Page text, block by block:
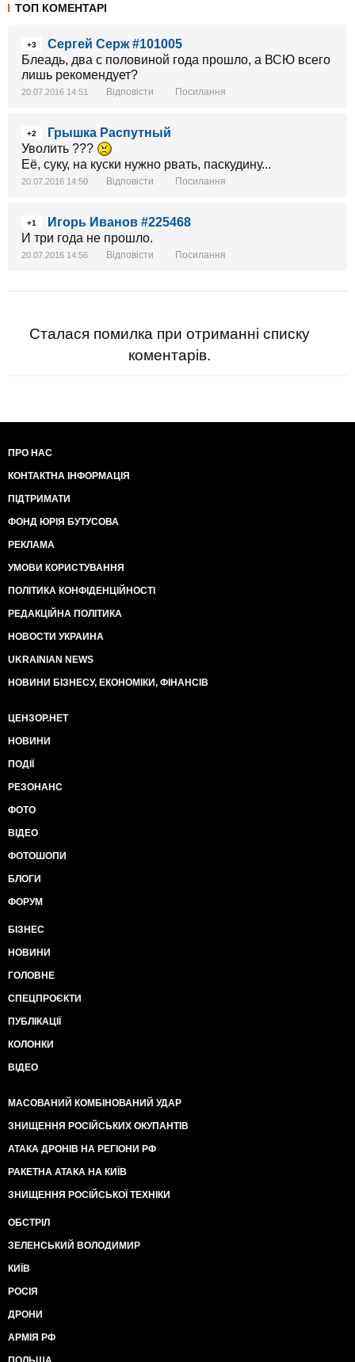
ТОП КОМЕНТАРІ
+3
Сергей Серж #101005
Блеадь, два с половиной года прошло, а ВСЮ всего
лишь рекомендует?
20.07.2016 14:51 Відповісти Посилання
+2
Грышка Распутный
Уволить ???
Её, суку, на куски нужно рвать, паскудину...
20.07.2016 14:50 Відповісти Посилання
+1
Игорь Иванов #225468
И три года не прошло.
20.07.2016 14:56 Відповісти Посилання
Сталася помилка при отриманні списку
коментарів.
ПРО НАС
КОНТАКТНА ІНФОРМАЦІЯ
ПІДТРИМАТИ
ФОНД ЮРІЯ БУТУСОВА
РЕКЛАМА
УМОВИ КОРИСТУВАННЯ
ПОЛІТИКА КОНФІДЕНЦІЙНОСТІ
РЕДАКЦІЙНА ПОЛІТИКА
НОВОСТИ УКРАИНА
UKRAINIAN NEWS
НОВИНИ БІЗНЕСУ, ЕКОНОМІКИ, ФІНАНСІВ
ЦЕНЗОР.НЕТ
НОВИНИ
ПОДІЇ
РЕЗОНАНС
ФОТО
ВІДЕО
ФОТОШОПИ
БЛОГИ
ФОРУМ
БІЗНЕС
НОВИНИ
ГОЛОВНЕ
СПЕЦПРОЄКТИ
ПУБЛІКАЦІЇ
КОЛОНКИ
ВІДЕО
МАСОВАНИЙ КОМБІНОВАНИЙ УДАР
ЗНИЩЕННЯ РОСІЙСЬКИХ ОКУПАНТІВ
АТАКА ДРОНІВ НА РЕГІОНИ РФ
РАКЕТНА АТАКА НА КИЇВ
ЗНИЩЕННЯ РОСІЙСЬКОЇ ТЕХНІКИ
ОБСТРІЛ
ЗЕЛЕНСЬКИЙ ВОЛОДИМИР
КИЇВ
РОСІЯ
ДРОНИ
АРМІЯ РФ